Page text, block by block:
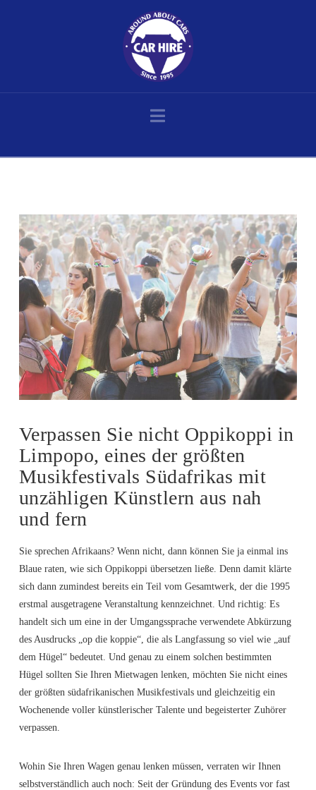
Navigation
Verpassen Sie nicht Oppikoppi in
Limpopo, eines der größten
Musikfestivals Südafrikas mit
unzähligen Künstlern aus nah
und fern
Sie sprechen Afrikaans? Wenn nicht, dann können Sie ja einmal ins
Blaue raten, wie sich Oppikoppi übersetzen ließe. Denn damit klärte
sich dann zumindest bereits ein Teil vom Gesamtwerk, der die 1995
erstmal ausgetragene Veranstaltung kennzeichnet. Und richtig: Es
handelt sich um eine in der Umgangssprache verwendete Abkürzung
des Ausdrucks „op die koppie“, die als Langfassung so viel wie „auf
dem Hügel“ bedeutet. Und genau zu einem solchen bestimmten
Hügel sollten Sie Ihren Mietwagen lenken, möchten Sie nicht eines
der größten südafrikanischen Musikfestivals und gleichzeitig ein
Wochenende voller künstlerischer Talente und begeisterter Zuhörer
verpassen.
Wohin Sie Ihren Wagen genau lenken müssen, verraten wir Ihnen
selbstverständlich auch noch: Seit der Gründung des Events vor fast